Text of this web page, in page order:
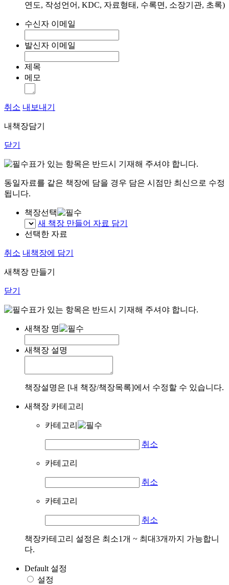
연도, 작성언어, KDC, 자료형태, 수록면, 소장기관, 초록)
수신자 이메일
발신자 이메일
제목
메모
취소 내보내기
내책장담기
닫기
표가 있는 항목은 반드시 기재해 주셔야 합니다.
동일자료를 같은 책장에 담을 경우 담은 시점만 최신으로 수정
됩니다.
책장선택
새 책장 만들어 자료 담기
선택한 자료
취소 내책장에 담기
새책장 만들기
닫기
표가 있는 항목은 반드시 기재해 주셔야 합니다.
새책장 명
새책장 설명
책장설명은 [내 책장/책장목록]에서 수정할 수 있습니다.
새책장 카테고리
카테고리
취소
카테고리
취소
카테고리
취소
책장카테고리 설정은 최소1개 ~ 최대3개까지 가능합니
다.
Default 설정
설정